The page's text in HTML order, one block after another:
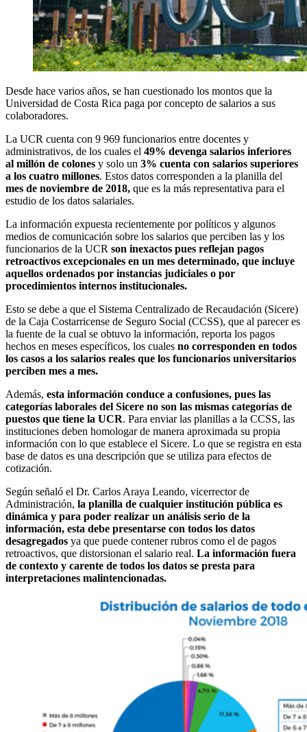
Desde hace varios años, se han cuestionado los montos que la
Universidad de Costa Rica paga por concepto de salarios a sus
colaboradores.
La UCR cuenta con 9 969 funcionarios entre docentes y
administrativos, de los cuales el 49% devenga salarios inferiores
al millón de colones y solo un 3% cuenta con salarios superiores
a los cuatro millones. Estos datos corresponden a la planilla del
mes de noviembre de 2018, que es la más representativa para el
estudio de los datos salariales.
La información expuesta recientemente por políticos y algunos
medios de comunicación sobre los salarios que perciben las y los
funcionarios de la UCR son inexactos pues reflejan pagos
retroactivos excepcionales en un mes determinado, que incluye
aquellos ordenados por instancias judiciales o por
procedimientos internos institucionales.
Esto se debe a que el Sistema Centralizado de Recaudación (Sicere)
de la Caja Costarricense de Seguro Social (CCSS), que al parecer es
la fuente de la cual se obtuvo la información, reporta los pagos
hechos en meses específicos, los cuales no corresponden en todos
los casos a los salarios reales que los funcionarios universitarios
perciben mes a mes.
Además, esta información conduce a confusiones, pues las
categorías laborales del Sicere no son las mismas categorías de
puestos que tiene la UCR. Para enviar las planillas a la CCSS, las
instituciones deben homologar de manera aproximada su propia
información con lo que establece el Sicere. Lo que se registra en esta
base de datos es una descripción que se utiliza para efectos de
cotización.
Según señaló el Dr. Carlos Araya Leando, vicerrector de
Administración, la planilla de cualquier institución pública es
dinámica y para poder realizar un análisis serio de la
información, esta debe presentarse con todos los datos
desagregados ya que puede contener rubros como el de pagos
retroactivos, que distorsionan el salario real. La información fuera
de contexto y carente de todos los datos se presta para
interpretaciones malintencionadas.